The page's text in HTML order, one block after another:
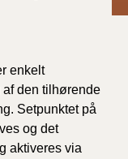
enkelt
den tilhørende
Setpunktet på
og det
aktiveres via